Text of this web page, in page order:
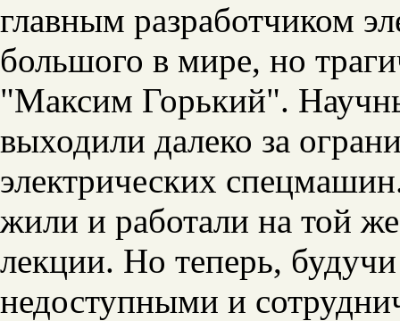
главным разработчиком
большого в мире, но
"Максим Горький".
выходили далеко за
электрических
жили и работали на той
лекции. Но теперь,
недоступными и